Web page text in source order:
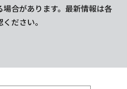
合があります。最新情報は各
ださい。